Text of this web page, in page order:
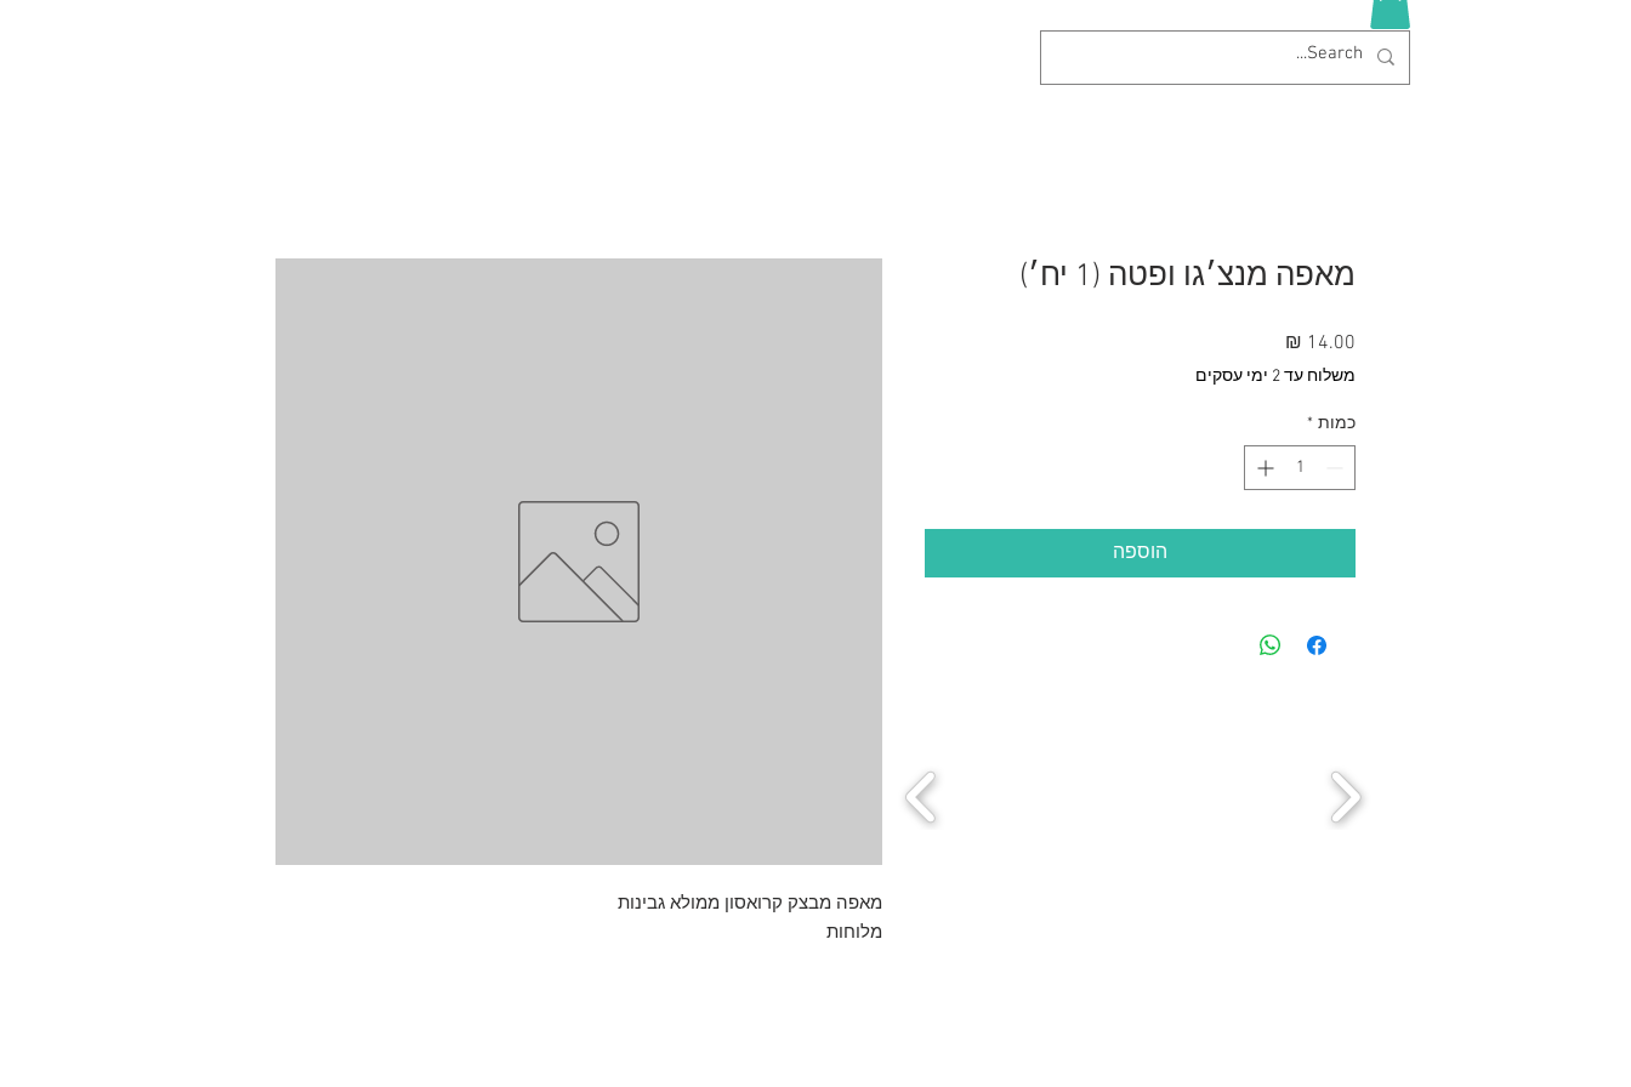
מאפה מבצק קרואסון ממולא גבינות
מלוחות
מאפה מנצ׳גו ופטה (1 יח׳)
משלוח עד 2 ימי עסקים
כמות *
הוספה